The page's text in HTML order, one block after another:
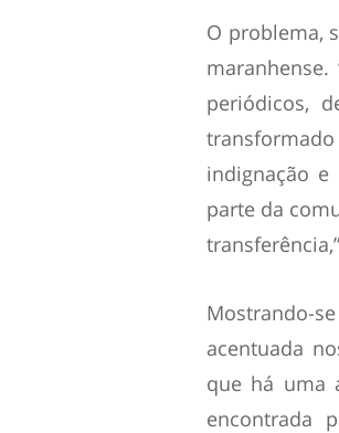
O problema,
periódicos,
indignação
parte da
Mostrando-
acentuada
que há uma
encontrada